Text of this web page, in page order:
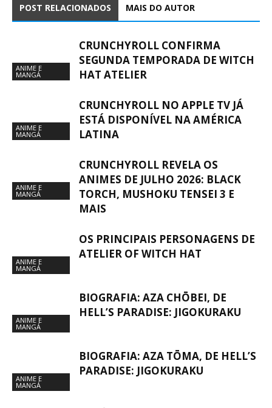
POST RELACIONADOS MAIS DO AUTOR
ANIME E
MANGÁ
CRUNCHYROLL CONFIRMA
SEGUNDA TEMPORADA DE WITCH
HAT ATELIER
ANIME E
MANGÁ
CRUNCHYROLL NO APPLE TV JÁ
ESTÁ DISPONÍVEL NA AMÉRICA
LATINA
ANIME E
MANGÁ
CRUNCHYROLL REVELA OS
ANIMES DE JULHO 2026: BLACK
TORCH, MUSHOKU TENSEI 3 E
MAIS
ANIME E
MANGÁ
OS PRINCIPAIS PERSONAGENS DE
ATELIER OF WITCH HAT
ANIME E
MANGÁ
BIOGRAFIA: AZA CHŌBEI, DE
HELL’S PARADISE: JIGOKURAKU
ANIME E
MANGÁ
BIOGRAFIA: AZA TŌMA, DE HELL’S
PARADISE: JIGOKURAKU